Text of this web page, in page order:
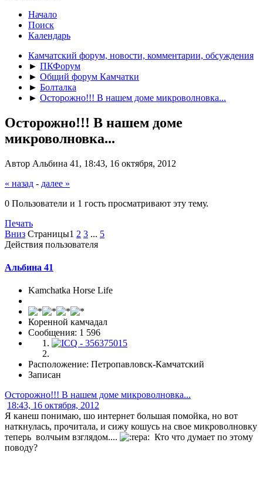
Начало
Поиск
Календарь
Камчатский форум, новости, комментарии, обсуждения
► ПКФорум
► Общий форум Камчатки
► Болталка
► Осторожно!!! В нашем доме микроволновка...
Осторожно!!! В нашем доме
микроволновка...
Автор Альбина 41, 18:43, 16 октября, 2012
« назад - далее »
0 Пользователи и 1 гость просматривают эту тему.
Печать
Вниз Страницы1 2 3 ... 5
Действия пользователя
Альбина 41
Kamchatka Horse Life
Коренной камчадал
Сообщения: 1 596
Расположение: Петропавловск-Камчатский
Записан
Осторожно!!! В нашем доме микроволновка...
18:43, 16 октября, 2012
Я канеш понимаю, шо интернет большая помойка, но вот
наткнулась, прочитала, и сижу кошусь на свое микроволновку
теперь волчьим взглядом....
Кто что думает по этому
поводу?